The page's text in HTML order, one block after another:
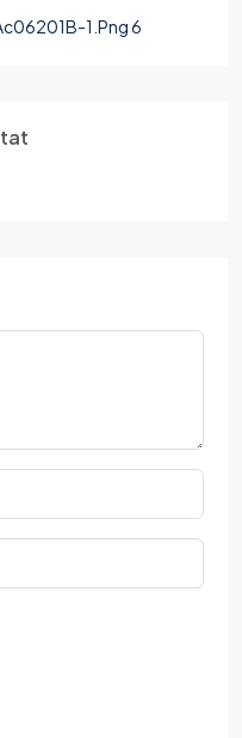
1.Png 6